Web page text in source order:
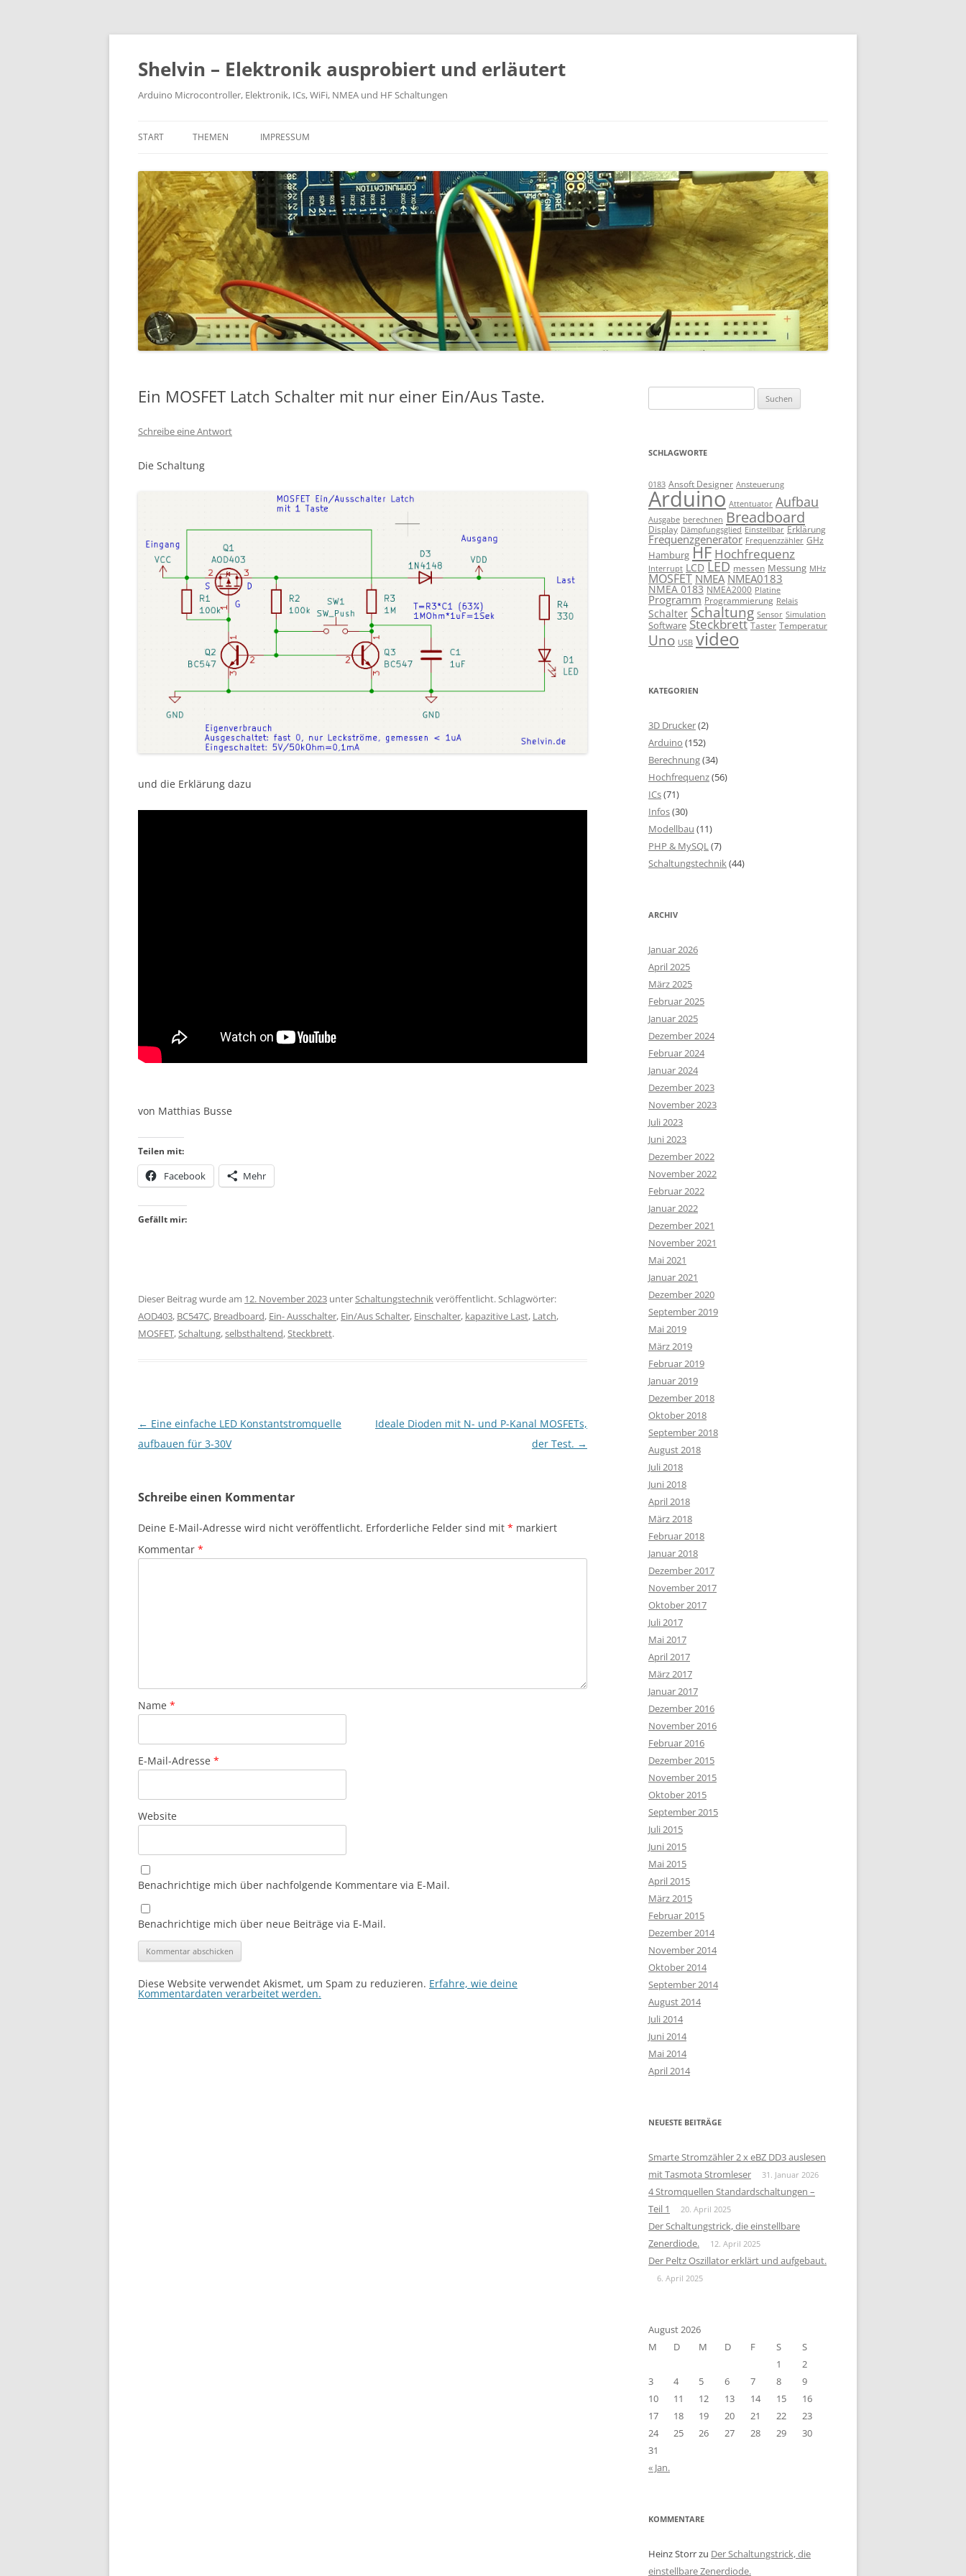
Zum
springen
Shelvin – Elektronik ausprobiert und erläutert
Arduino Microcontroller, Elektronik, ICs, WiFi, NMEA und HF Schaltungen
START THEMEN IMPRESSUM
Ein MOSFET Latch Schalter mit nur einer Ein/Aus Taste.
Schreibe eine Antwort
Die Schaltung
und die Erklärung dazu
von Matthias Busse
Teilen mit:
Facebook Mehr
Gefällt mir:
Dieser Beitrag wurde am 12. November 2023 unter Schaltungstechnik veröffentlicht. Schlagwörter:
AOD403, BC547C, Breadboard, Ein- Ausschalter, Ein/Aus Schalter, Einschalter, kapazitive Last, Latch,
MOSFET, Schaltung,selbsthaltend, Steckbrett.
Beitragsnavigation
← Eine einfache LED Konstantstromquelle
aufbauen für 3-30V
Ideale Dioden mit N- und P-Kanal MOSFETs,
der Test. →
Schreibe einen Kommentar
Deine E-Mail-Adresse wird nicht veröffentlicht. Erforderliche Felder sind mit * markiert
Kommentar *
Name *
E-Mail-Adresse *
Website
Benachrichtige mich über nachfolgende Kommentare via E-Mail.
Benachrichtige mich über neue Beiträge via E-Mail.
Diese Website verwendet Akismet, um Spam zu reduzieren. Erfahre, wie deine
Kommentardaten verarbeitet werden.
nach:
SCHLAGWORTE
0183 Ansoft Designer Ansteuerung
Arduino Attentuator Aufbau
Ausgabe berechnen Breadboard
Display Dämpfungsglied Einstellbar Erklärung
Frequenzgenerator Frequenzzähler GHz
Hamburg HF Hochfrequenz
Interrupt LCD LED messen Messung MHz
MOSFET NMEA NMEA0183
NMEA 0183 NMEA2000 Platine
Programm Programmierung Relais
Schalter Schaltung Sensor Simulation
Software Steckbrett Taster Temperatur
Uno USB video
KATEGORIEN
3D Drucker(2)
Arduino (152)
Berechnung(34)
Hochfrequenz(56)
ICs(71)
Infos(30)
Modellbau (11)
PHP & MySQL(7)
Schaltungstechnik(44)
ARCHIV
Januar 2026
April 2025
März 2025
Februar 2025
Januar 2025
Dezember 2024
Februar 2024
Januar 2024
Dezember 2023
November 2023
Juli 2023
Juni 2023
Dezember 2022
November 2022
Februar 2022
Januar 2022
Dezember 2021
November 2021
Mai 2021
Januar 2021
Dezember 2020
September 2019
Mai 2019
März 2019
Februar 2019
Januar 2019
Dezember 2018
Oktober 2018
September 2018
August 2018
Juli 2018
Juni 2018
April 2018
März 2018
Februar 2018
Januar 2018
Dezember 2017
November 2017
Oktober 2017
Juli 2017
Mai 2017
April 2017
März 2017
Januar 2017
Dezember 2016
November 2016
Februar 2016
Dezember 2015
November 2015
Oktober 2015
September 2015
Juli 2015
Juni 2015
Mai 2015
April 2015
März 2015
Februar 2015
Dezember 2014
November 2014
Oktober 2014
September 2014
August 2014
Juli 2014
Juni 2014
Mai 2014
April 2014
NEUESTE BEITRÄGE
Smarte Stromzähler 2 x eBZ DD3 auslesen
mit Tasmota Stromleser
31. Januar 2026
4 Stromquellen Standardschaltungen –
Teil 1
20. April 2025
Der Schaltungstrick, die einstellbare
Zenerdiode.
12. April 2025
Der Peltz Oszillator erklärt und aufgebaut.
6. April 2025
August 2026
M
D M D F S
S
1
2
3
4 5 6 7 8
9
10
11 12 13 14 15
16
17
18 19 20 21 22
23
24
25 26 27 28 29
30
31
« Jan.
KOMMENTARE
Heinz Storrzu Der Schaltungstrick, die
einstellbare Zenerdiode.